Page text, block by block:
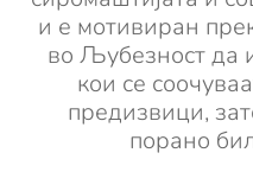
и е мотивиран
во Љубезност да
кои се
предизвици,
порано